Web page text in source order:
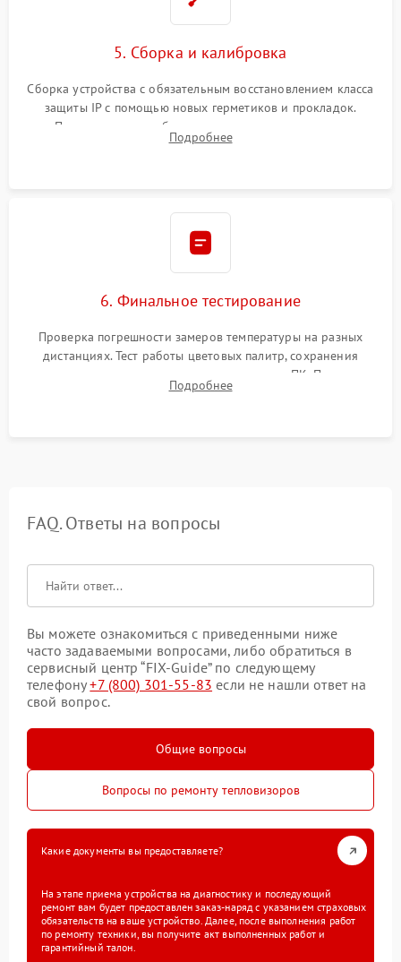
5. Сборка и калибровка
Сборка устройства с обязательным восстановлением класса
защиты IP с помощью новых герметиков и прокладок.
Программная калибровка матрицы по эталонному
абсолютно черному телу для точного измерения температур.
Подробнее
6. Финальное тестирование
Проверка погрешности замеров температуры на разных
дистанциях. Тест работы цветовых палитр, сохранения
термограмм в память и передачи данных на ПК. Проверка
автономности работы и итоговый контроль качества.
Подробнее
FAQ. Ответы на вопросы
Вы можете ознакомиться с приведенными ниже
часто задаваемыми вопросами, либо обратиться в
сервисный центр “FIX-Guide” по следующему
телефону+7 (800) 301-55-83 если не нашли ответ на
свой вопрос.
Общие вопросы
Вопросы по ремонту тепловизоров
Какие документы вы предоставляете?
На этапе приема устройства на диагностику и последующий
ремонт вам будет предоставлен заказ-наряд с указанием страховых
обязательств на ваше устройство. Далее, после выполнения работ
по ремонту техники, вы получите акт выполненных работ и
гарантийный талон.